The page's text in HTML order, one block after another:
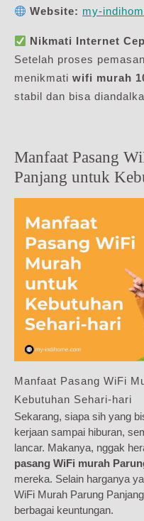
Website: my-
Nikmati Internet
Setelah proses
menikmati wifi murah
stabil dan bisa
Manfaat Pasang
Panjang untuk
Manfaat Pasang WiFi
Kebutuhan Sehari-hari
Sekarang, siapa sih yang
kerjaan sampai hiburan,
lancar. Makanya, nggak
pasang WiFi murah
mereka. Selain harganya
WiFi Murah Parung
berbagai keuntungan.